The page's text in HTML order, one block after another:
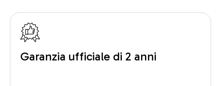
Garanzia ufficiale di 2 anni